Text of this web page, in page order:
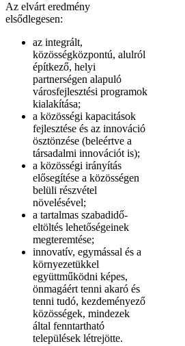
Az elvárt eredmény
elsődlegesen:
az integrált,
közösségközpontú, alulról
építkező, helyi
partnerségen alapuló
városfejlesztési programok
kialakítása;
a közösségi kapacitások
fejlesztése és az innováció
ösztönzése (beleértve a
társadalmi innovációt is);
a közösségi irányítás
elősegítése a közösségen
belüli részvétel
növelésével;
a tartalmas szabadidő-
eltöltés lehetőségeinek
megteremtése;
innovatív, egymással és a
környezetükkel
együttműködni képes,
önmagáért tenni akaró és
tenni tudó, kezdeményező
közösségek, mindezek
által fenntartható
települések létrejötte.